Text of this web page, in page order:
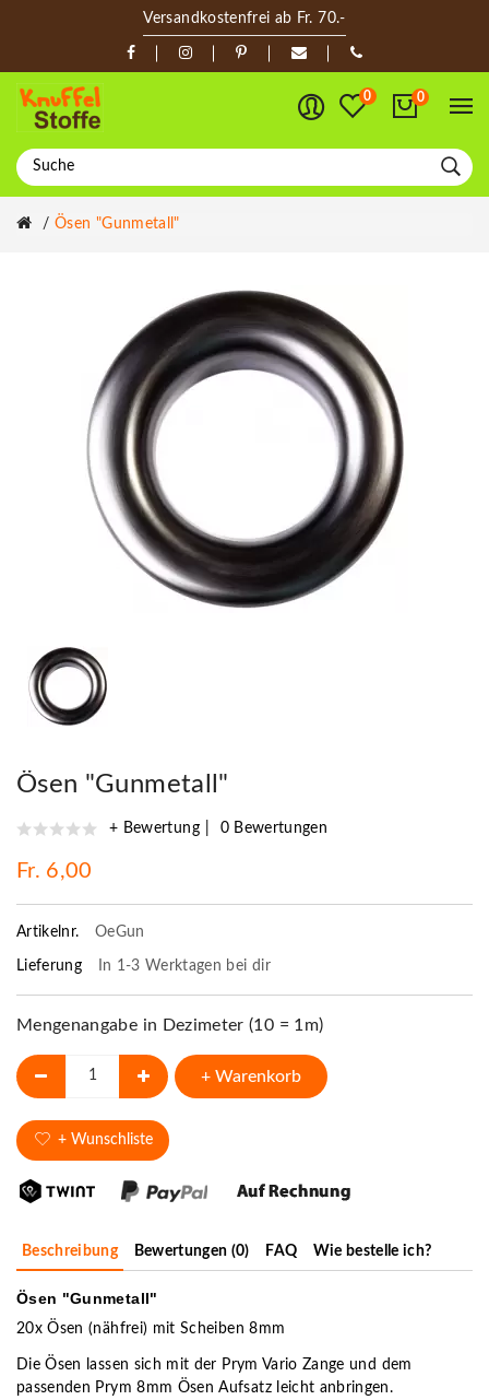
Versandkostenfrei ab Fr. 70.-
0 0
Ösen "Gunmetall"
Ösen "Gunmetall"
+ Bewertung 0 Bewertungen
Fr. 6,00
Artikelnr. OeGun
Lieferung In 1-3 Werktagen bei dir
Mengenangabe in Dezimeter (10 = 1m)
+ Warenkorb
+ Wunschliste
Beschreibung Bewertungen (0) FAQ Wie bestelle ich?
Ösen "Gunmetall"
20x Ösen (nähfrei) mit Scheiben 8mm
Die Ösen lassen sich mit der Prym Vario Zange und dem
passenden Prym 8mm Ösen Aufsatz leicht anbringen.